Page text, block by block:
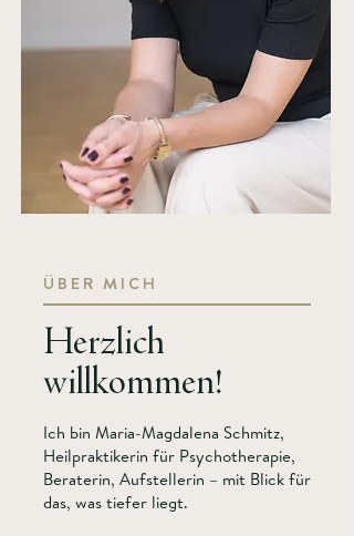
ÜBER MICH
Herzlich
willkommen!
Ich bin Maria-Magdalena Schmitz,
Heilpraktikerin für Psychotherapie,
Beraterin, Aufstellerin – mit Blick für
das, was tiefer liegt.